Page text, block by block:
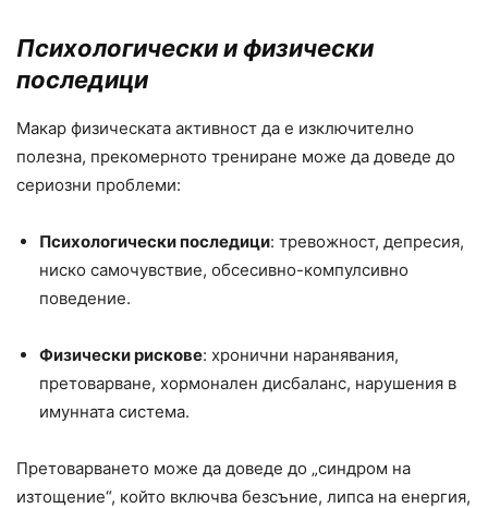
Психологически и физически
последици
Макар физическата активност да е изключително
полезна, прекомерното трениране може да доведе до
сериозни проблеми:
Психологически последици: тревожност, депресия,
ниско самочувствие, обсесивно-компулсивно
поведение.
Физически рискове: хронични наранявания,
претоварване, хормонален дисбаланс, нарушения в
имунната система.
Претоварването може да доведе до „синдром на
изтощение“, който включва безсъние, липса на енергия,